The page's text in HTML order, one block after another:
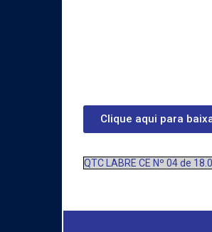
Clique aqui para
QTC LABRE CE Nº 04 de